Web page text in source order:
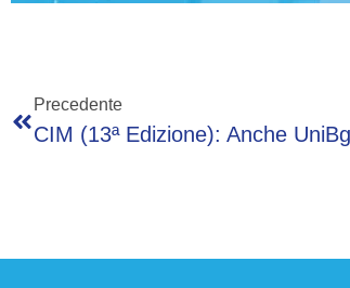
Precedente